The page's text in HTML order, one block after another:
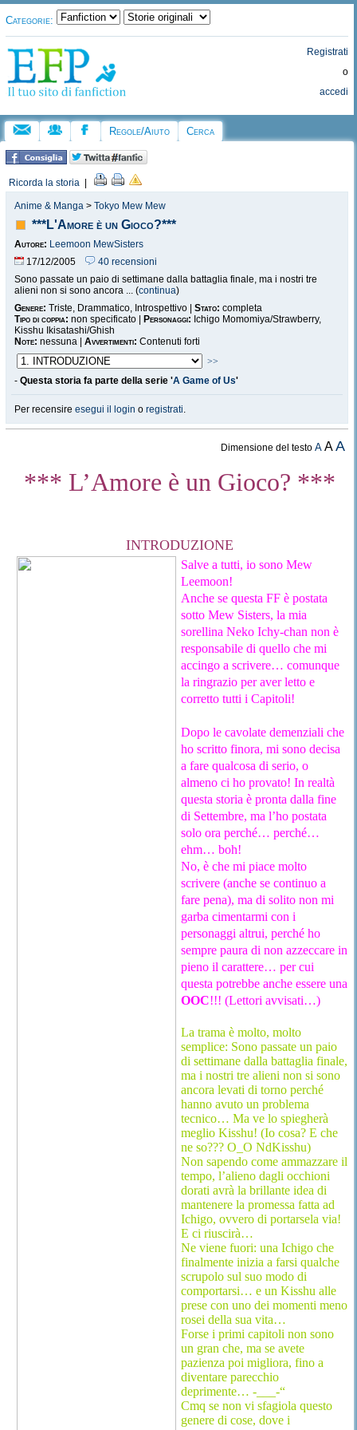
Categorie:
Registrati
o
accedi
Regole/Aiuto Cerca
Ricorda la storia
Anime & Manga > Tokyo Mew Mew
***L'Amore è un Gioco?***
Autore: Leemoon MewSisters
17/12/2005
40 recensioni
Sono passate un paio di settimane dalla battaglia finale, ma i nostri tre
alieni non si sono ancora ... (continua)
Genere: Triste, Drammatico, Introspettivo | Stato: completa
Tipo di coppia: non specificato | Personaggi: Ichigo Momomiya/Strawberry,
Kisshu Ikisatashi/Ghish
Note: nessuna | Avvertimenti: Contenuti forti
>>
- Questa storia fa parte della serie 'A Game of Us'
Per recensire esegui il login o registrati.
Dimensione del testoA AA
*** L’Amore è un Gioco? ***
INTRODUZIONE
Salve a tutti, io sono Mew
Leemoon!
Anche se questa FF è postata
sotto Mew Sisters, la mia
sorellina Neko Ichy-chan non è
responsabile di quello che mi
accingo a scrivere… comunque
la ringrazio per aver letto e
corretto tutti i Capitoli!
Dopo le cavolate demenziali che
ho scritto finora, mi sono decisa
a fare qualcosa di serio, o
almeno ci ho provato! In realtà
questa storia è pronta dalla fine
di Settembre, ma l’ho postata
solo ora perché… perché…
ehm… boh!
No, è che mi piace molto
scrivere (anche se continuo a
fare pena), ma di solito non mi
garba cimentarmi con i
personaggi altrui, perché ho
sempre paura di non azzeccare in
pieno il carattere… per cui
questa potrebbe anche essere una
OOC!!! (Lettori avvisati…)
La trama è molto, molto
semplice: Sono passate un paio
di settimane dalla battaglia finale,
ma i nostri tre alieni non si sono
ancora levati di torno perché
hanno avuto un problema
tecnico… Ma ve lo spiegherà
meglio Kisshu! (Io cosa? E che
ne so??? O_O NdKisshu)
Non sapendo come ammazzare il
tempo, l’alieno dagli occhioni
dorati avrà la brillante idea di
mantenere la promessa fatta ad
Ichigo, ovvero di portarsela via!
E ci riuscirà…
Ne viene fuori: una Ichigo che
finalmente inizia a farsi qualche
scrupolo sul suo modo di
comportarsi… e un Kisshu alle
prese con uno dei momenti meno
rosei della sua vita…
Forse i primi capitoli non sono
un gran che, ma se avete
pazienza poi migliora, fino a
diventare parecchio
deprimente… -___-“
Cmq se non vi sfagiola questo
genere di cose, dove i